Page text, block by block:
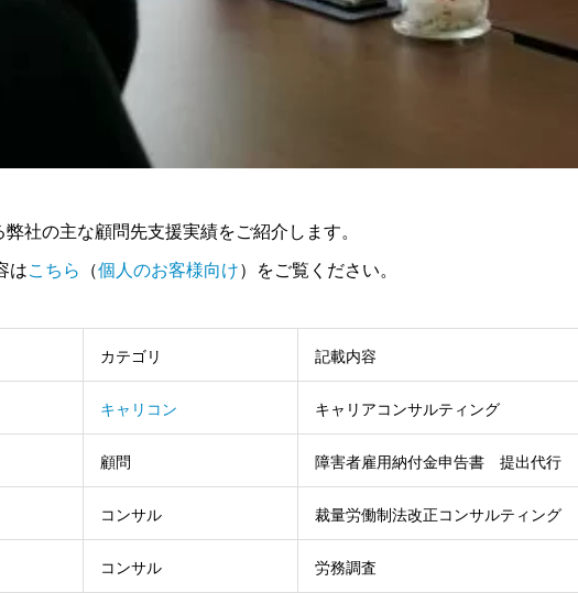
社の主な顧問先支援実績をご紹介します。
はこちら （個人のお客様向け）をご覧ください。
カテゴリ 記載内容
キャリコン キャリアコンサルティング
顧問 障害者雇用納付金申告書 提出代行
コンサル 裁量労働制法改正コンサルティング
コンサル 労務調査